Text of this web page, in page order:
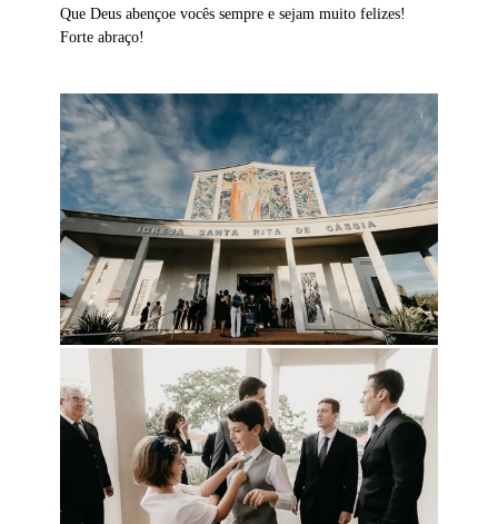
Que Deus abençoe vocês sempre e sejam muito felizes!
Forte abraço!